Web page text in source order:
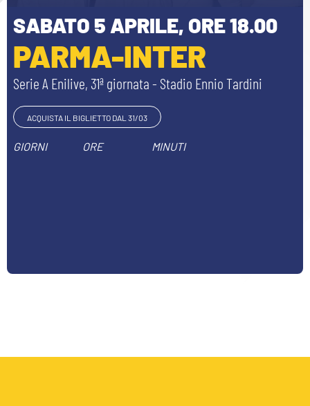
GIOVANILE FEMMINILE
MUSEUM CLUB EXPERIENCE
BIGLIETTI
ABBONAMENTI
INFO BIGLIETTI
TARDINI CARD
SHOP
ESPORTS
CSR
SABATO 5 APRILE, ORE 18.00
PARMA-INTER
Serie A Enilive, 31ª giornata - Stadio Ennio Tardini
ACQUISTA IL BIGLIETTO DAL 31/03
GIORNI ORE MINUTI